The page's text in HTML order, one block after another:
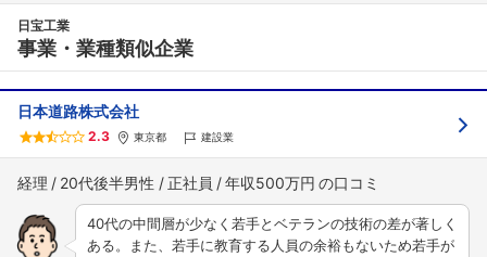
日宝工業
事業・業種類似企業
日本道路株式会社
2.3 東京都 建設業
経理 20代後半男性 正社員 年収500万円
40代の中間層が少なく若手とベテランの技術の差が著しく
ある。また、若手に教育する人員の余裕もないため若手が